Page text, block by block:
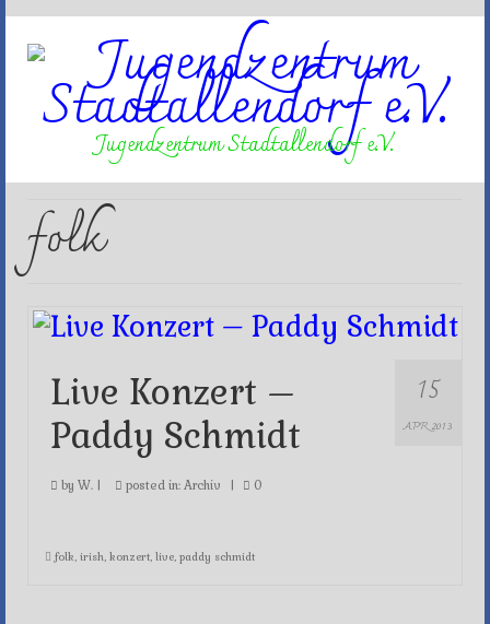
Jugendzentrum Stadtallendorf e.V.
folk
15
APR 2013
Live Konzert –
Paddy Schmidt
by W. | posted in: Archiv | 0
folk irish konzert live paddy schmidt